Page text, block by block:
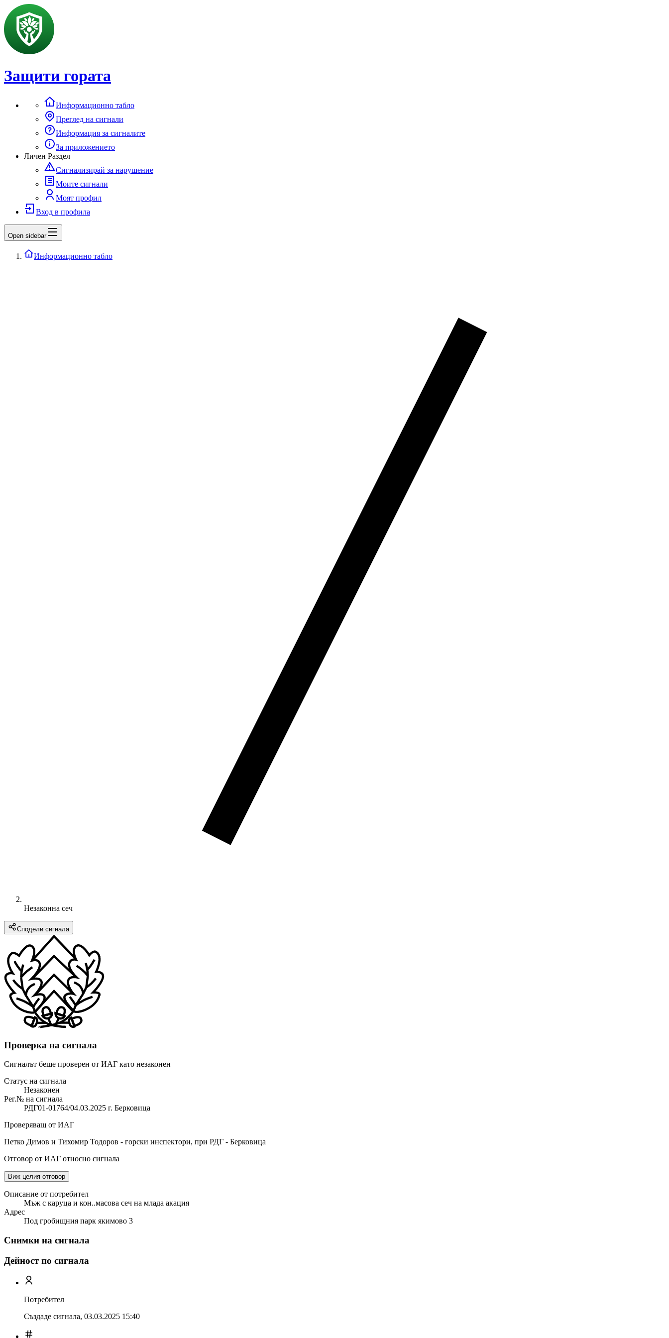
Защити гората
Информационно табло
Преглед на сигнали
Информация за сигналите
За приложението
Личен Раздел
Сигнализирай за нарушение
Моите сигнали
Моят профил
Вход в профила
Open sidebar
Информационно табло
Незаконна сеч
Сподели сигнала
Проверка на сигнала
Сигналът беше проверен от ИАГ като незаконен
Статус на сигнала
Незаконен
Рег.№ на сигнала
РДГ01-01764/04.03.2025 г. Берковица
Проверяващ от ИАГ
Петко Димов и Тихомир Тодоров - горски инспектори, при РДГ - Берковица
Отговор от ИАГ относно сигнала
Виж целия отговор
Описание от потребител
Мъж с каруца и кон..масова сеч на млада акация
Адрес
Под гробищния парк якимово 3
Снимки на сигнала
Дейност по сигнала
Потребител
Създаде сигнала, 03.03.2025 15:40